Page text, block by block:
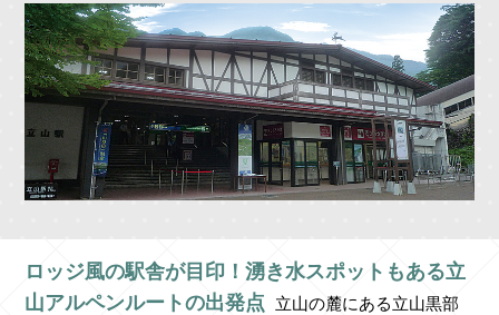
ロッジ風の駅舎が目印！湧き水スポットもある立
山アルペンルートの出発点 立山の麓にある立山黒部